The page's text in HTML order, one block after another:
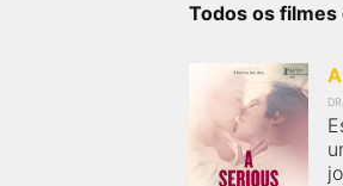
Todos os
é o maior localizador de
você pode encontrar os filmes no cinema mais
próximos a você ou a qualquer cidade em
brasileiro. Você pode também acessar
sobre cinemas, horários, assistir aos trailers e